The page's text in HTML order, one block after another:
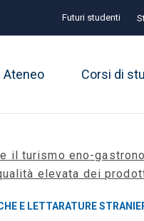
Futuri studenti
Ateneo Corsi di
il turismo eno-
elevata dei
E LETTARATURE